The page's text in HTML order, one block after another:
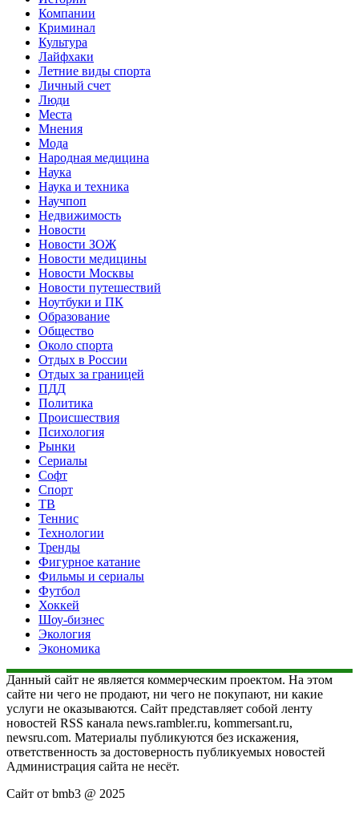
Компании
Криминал
Культура
Лайфхаки
Летние виды спорта
Личный счет
Люди
Места
Мнения
Мода
Народная медицина
Наука
Наука и техника
Научпоп
Недвижимость
Новости
Новости ЗОЖ
Новости медицины
Новости Москвы
Новости путешествий
Ноутбуки и ПК
Образование
Общество
Около спорта
Отдых в России
Отдых за границей
ПДД
Политика
Происшествия
Психология
Рынки
Сериалы
Софт
Спорт
ТВ
Теннис
Технологии
Тренды
Фигурное катание
Фильмы и сериалы
Футбол
Хоккей
Шоу-бизнес
Экология
Экономика
Данный сайт не является коммерческим проектом. На этом
сайте ни чего не продают, ни чего не покупают, ни какие
услуги не оказываются. Сайт представляет собой ленту
новостей RSS канала news.rambler.ru, kommersant.ru,
newsru.com. Материалы публикуются без искажения,
ответственность за достоверность публикуемых новостей
Администрация сайта не несёт.
Сайт от bmb3 @ 2025